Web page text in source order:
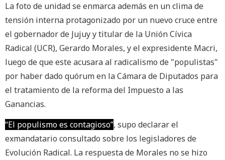
La foto de unidad se enmarca además en un clima de
tensión interna protagonizado por un nuevo cruce entre
el gobernador de Jujuy y titular de la Unión Cívica
Radical (UCR), Gerardo Morales, y el expresidente Macri,
luego de que este acusara al radicalismo de "populistas"
por haber dado quórum en la Cámara de Diputados para
el tratamiento de la reforma del Impuesto a las
Ganancias.
“El populismo es contagioso”, supo declarar el
exmandatario consultado sobre los legisladores de
Evolución Radical. La respuesta de Morales no se hizo